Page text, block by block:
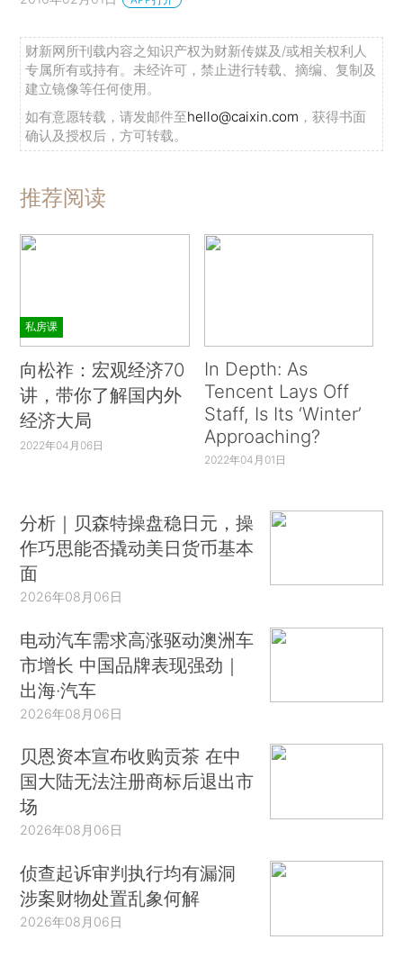
财新网所刊载内容之知识产权为财新传媒及/或相关权利人
专属所有或持有。未经许可，禁止进行转载、摘编、复制及
建立镜像等任何使用。
如有意愿转载，请发邮件至hello@caixin.com ，获得书面
确认及授权后，方可转载。
推荐阅读
私房课
向松祚：宏观经济70
讲，带你了解国内外
经济大局
2022年04月06日
In Depth: As
Tencent Lays Off
Staff, Is Its ‘Winter’
Approaching?
2022年04月01日
分析｜贝森特操盘稳日元，操
作巧思能否撬动美日货币基本
面
2026年08月06日
电动汽车需求高涨驱动澳洲车
市增长 中国品牌表现强劲｜
出海·汽车
2026年08月06日
贝恩资本宣布收购贡茶 在中
国大陆无法注册商标后退出市
场
2026年08月06日
侦查起诉审判执行均有漏洞
涉案财物处置乱象何解
2026年08月06日